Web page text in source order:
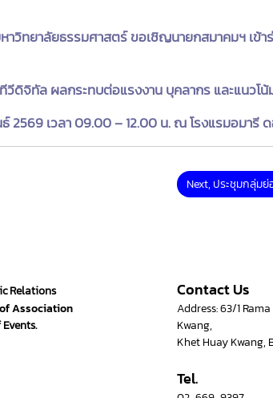
าวิทยาลัยธรรมศาสตร์ ขอเชิญนายกสมาคมฯ เข้
จิทัล ผลกระทบต่อแรงงาน บุคลากร และแนวโน้
2569 เวลา 09.00 – 12.00 น. ณ โรงแรมอมารี
Next, ประชุมกลุ่มย่
Relations
Association
Contact Us
Address: 63/1
Kwang,
Khet Huay Kwang,
Tel.